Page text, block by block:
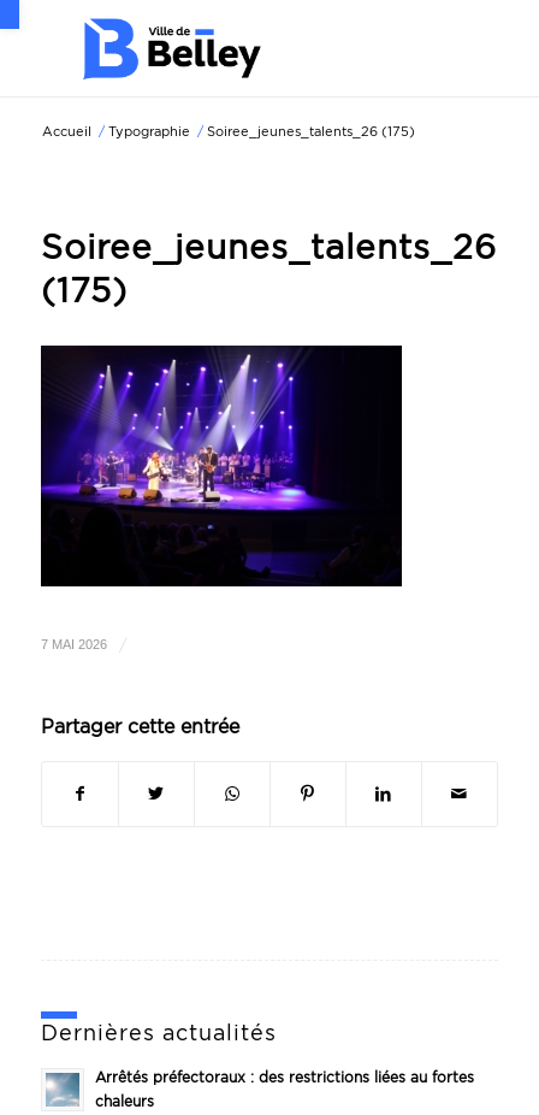
Accueil / Typographie / Soiree_jeunes_talents_26 (175)
Soiree_jeunes_talents_26
(175)
7 MAI 2026 /
Partager cette entrée
Dernières actualités
Arrêtés préfectoraux : des restrictions liées au fortes
chaleurs